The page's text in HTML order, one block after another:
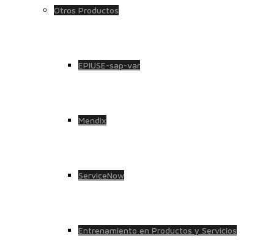
Otros Productos
EPIUSE-sap-var
Mendix
ServiceNow
Entrenamiento en Productos y Servicios